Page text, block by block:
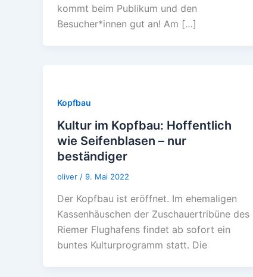
kommt beim Publikum und den
Besucher*innen gut an! Am […]
Kopfbau
Kultur im Kopfbau: Hoffentlich
wie Seifenblasen – nur
beständiger
oliver / 9. Mai 2022
Der Kopfbau ist eröffnet. Im ehemaligen
Kassenhäuschen der Zuschauertribüne des
Riemer Flughafens findet ab sofort ein
buntes Kulturprogramm statt. Die